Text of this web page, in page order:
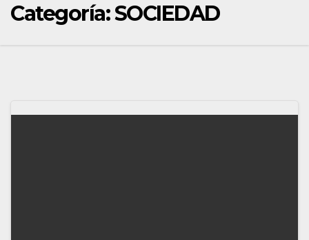
Categoría:SOCIEDAD